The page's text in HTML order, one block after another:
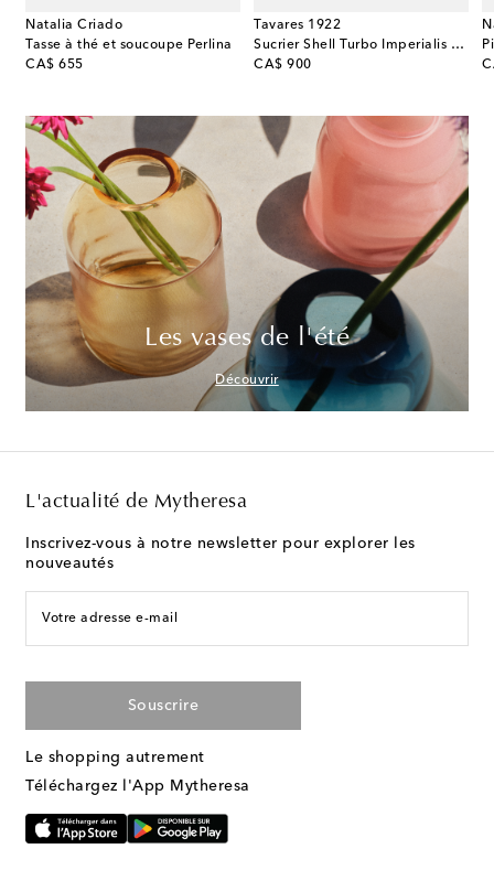
Natalia Criado
Tasse à thé et soucoupe Perlina
CA$ 655
original price
Tavares 1922
Sucrier Shell Turbo Imperialis Mini en argent sterling et coquillage
CA$ 900
original price
Les vases de l'été
Découvrir
L'actualité de Mytheresa
Inscrivez-vous à notre newsletter pour explorer les
nouveautés
Votre adresse e-mail
Souscrire
Le shopping autrement
Téléchargez l'App Mytheresa